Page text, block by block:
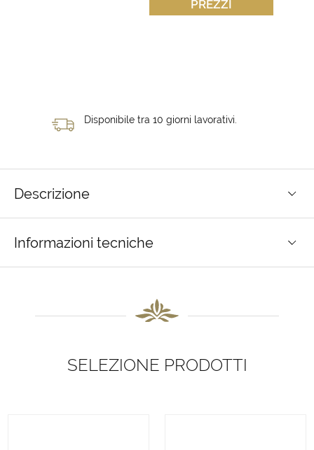
PREZZI
Disponibile tra 10 giorni lavorativi.
Descrizione
Informazioni tecniche
SELEZIONE PRODOTTI